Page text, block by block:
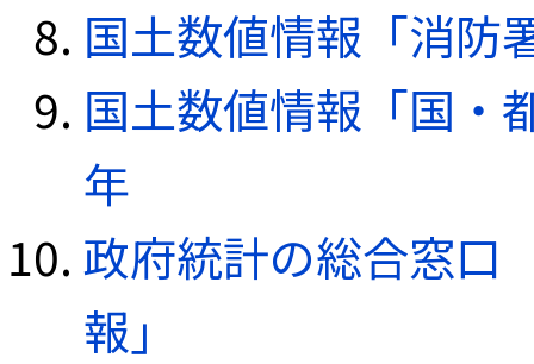
国土数値情報「消防
国土数値情報「国・
年
政府統計の総合窓口
報」